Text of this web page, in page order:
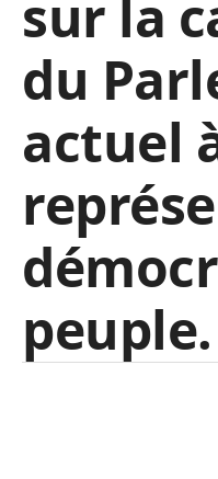
sur la
du
actuel
peuple.